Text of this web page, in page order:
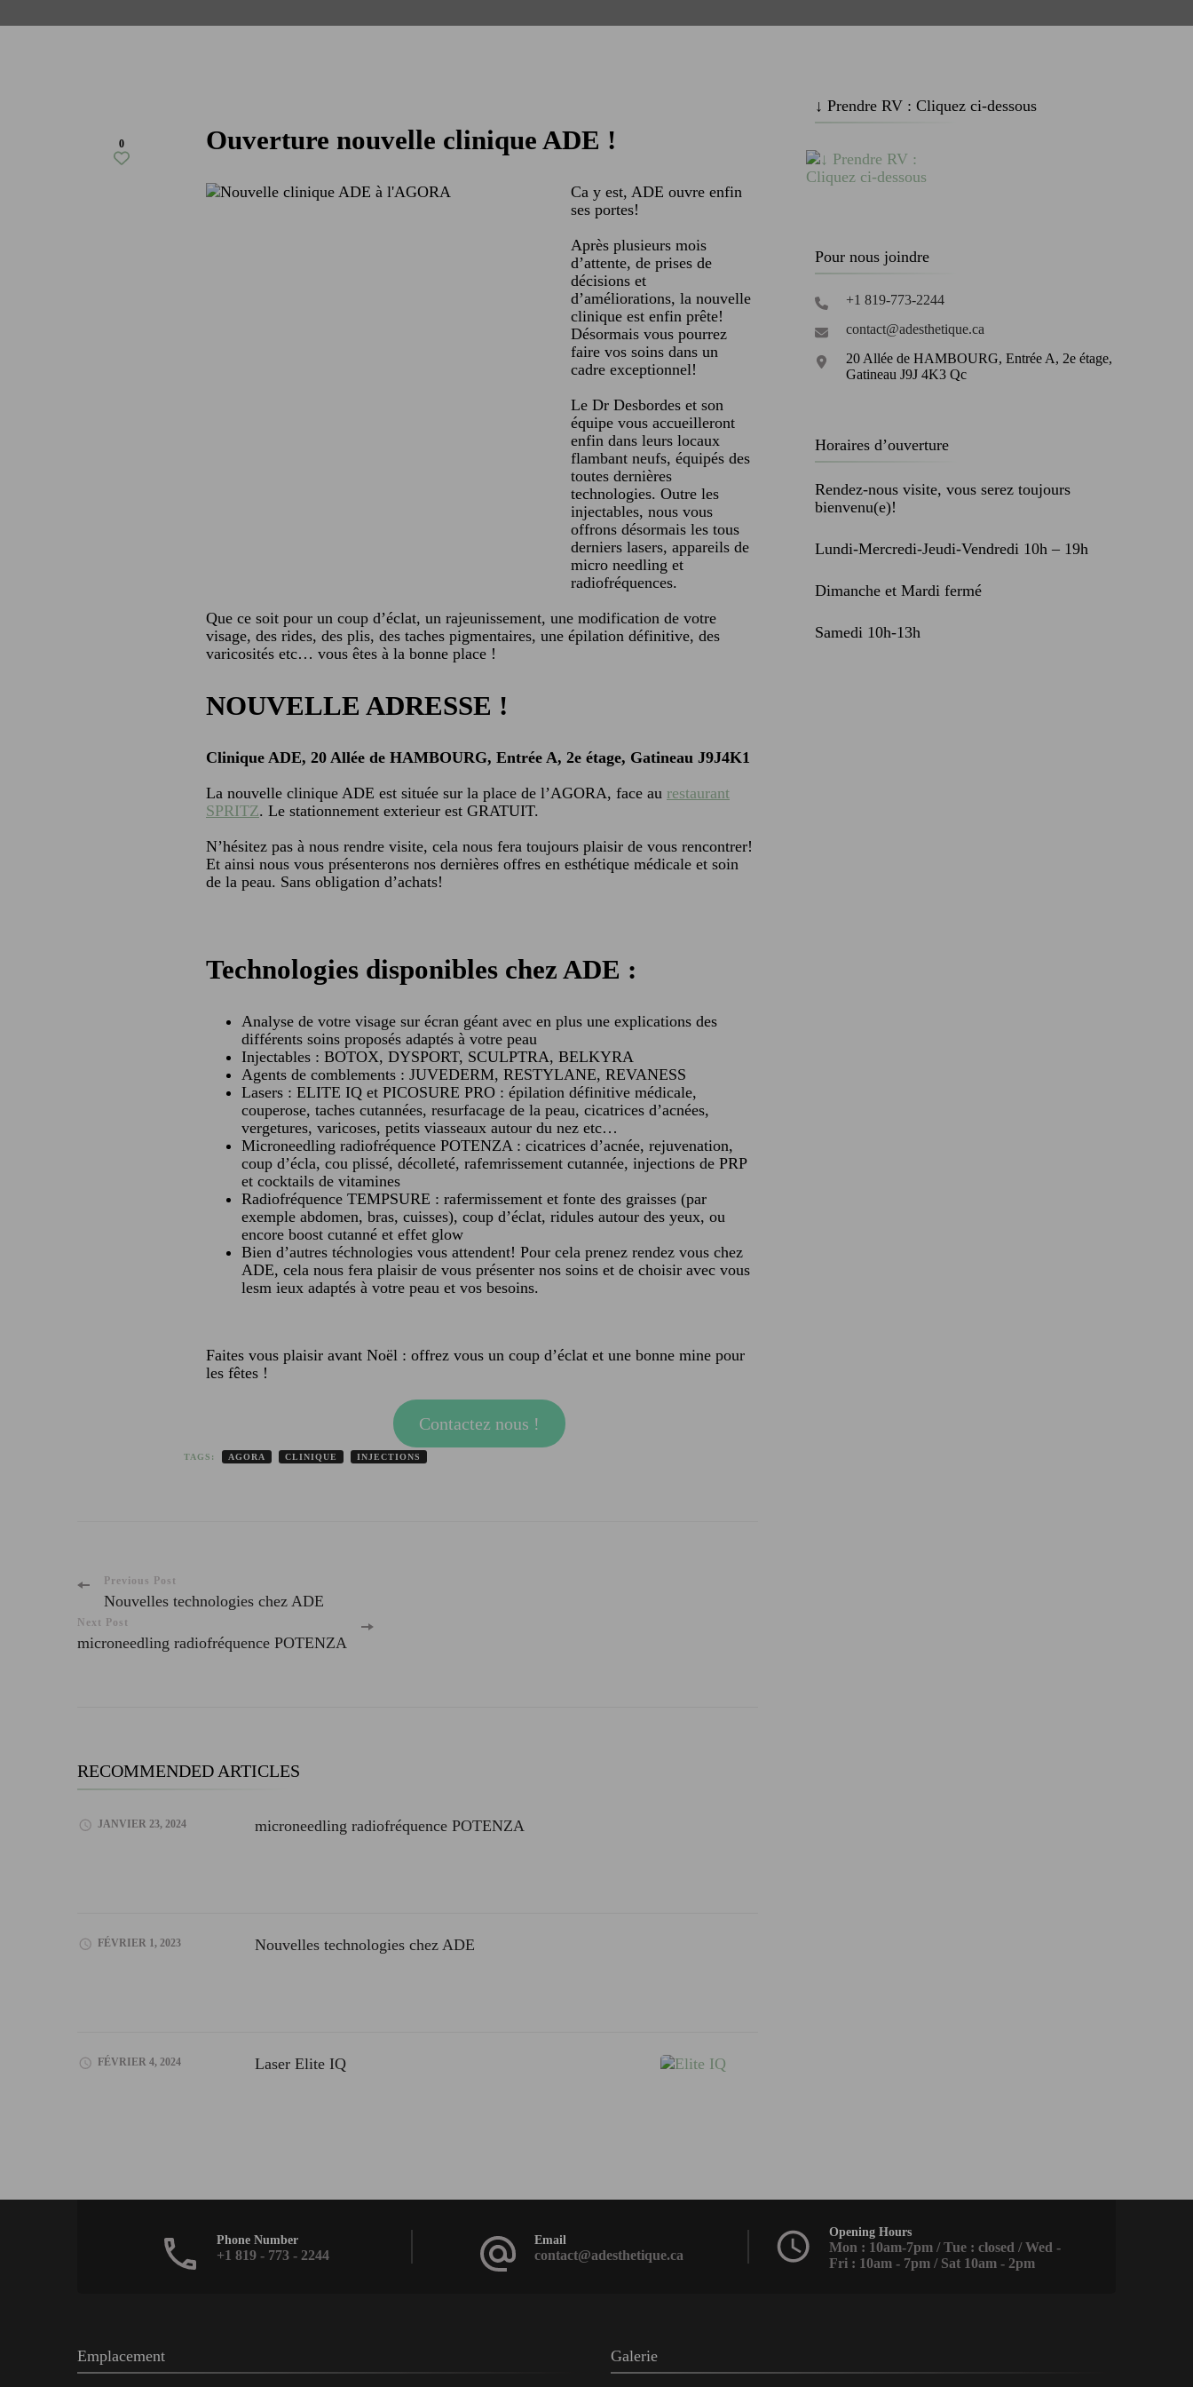
0 Ouverture nouvelle clinique ADE !
Ca y est, ADE ouvre enfin
ses portes!
Après plusieurs mois
d’attente, de prises de
décisions et
d’améliorations, la nouvelle
clinique est enfin prête!
Désormais vous pourrez
faire vos soins dans un
cadre exceptionnel!
Le Dr Desbordes et son
équipe vous accueilleront
enfin dans leurs locaux
flambant neufs, équipés des
toutes dernières
technologies. Outre les
injectables, nous vous
offrons désormais les tous
derniers lasers, appareils de
micro needling et
radiofréquences.
Que ce soit pour un coup d’éclat, un rajeunissement, une modification de votre
visage, des rides, des plis, des taches pigmentaires, une épilation définitive, des
varicosités etc… vous êtes à la bonne place !
NOUVELLE ADRESSE !
Clinique ADE, 20 Allée de HAMBOURG, Entrée A, 2e étage, Gatineau J9J4K1
La nouvelle clinique ADE est située sur la place de l’AGORA, face au restaurant
SPRITZ. Le stationnement exterieur est GRATUIT.
N’hésitez pas à nous rendre visite, cela nous fera toujours plaisir de vous rencontrer!
Et ainsi nous vous présenterons nos dernières offres en esthétique médicale et soin
de la peau. Sans obligation d’achats!
Technologies disponibles chez ADE :
Analyse de votre visage sur écran géant avec en plus une explications des
différents soins proposés adaptés à votre peau
Injectables : BOTOX, DYSPORT, SCULPTRA, BELKYRA
Agents de comblements : JUVEDERM, RESTYLANE, REVANESS
Lasers : ELITE IQ et PICOSURE PRO : épilation définitive médicale,
couperose, taches cutannées, resurfacage de la peau, cicatrices d’acnées,
vergetures, varicoses, petits viasseaux autour du nez etc…
Microneedling radiofréquence POTENZA : cicatrices d’acnée, rejuvenation,
coup d’écla, cou plissé, décolleté, rafemrissement cutannée, injections de PRP
et cocktails de vitamines
Radiofréquence TEMPSURE : rafermissement et fonte des graisses (par
exemple abdomen, bras, cuisses), coup d’éclat, ridules autour des yeux, ou
encore boost cutanné et effet glow
Bien d’autres téchnologies vous attendent! Pour cela prenez rendez vous chez
ADE, cela nous fera plaisir de vous présenter nos soins et de choisir avec vous
lesm ieux adaptés à votre peau et vos besoins.
Faites vous plaisir avant Noël : offrez vous un coup d’éclat et une bonne mine pour
les fêtes !
Contactez nous !
TAGS: AGORA CLINIQUE INJECTIONS
Post
Navigation
Previous Post
Nouvelles technologies chez ADE
Next Post
microneedling radiofréquence POTENZA
RECOMMENDED ARTICLES
JANVIER 23, 2024 microneedling radiofréquence POTENZA
FÉVRIER 1, 2023 Nouvelles technologies chez ADE
FÉVRIER 4, 2024 Laser Elite IQ
↓ Prendre RV : Cliquez ci-dessous
Pour nous joindre
+1 819-773-2244
contact@adesthetique.ca
20 Allée de HAMBOURG, Entrée A, 2e étage,
Gatineau J9J 4K3 Qc
Horaires d’ouverture
Rendez-nous visite, vous serez toujours
bienvenu(e)!
Lundi-Mercredi-Jeudi-Vendredi 10h – 19h
Dimanche et Mardi fermé
Samedi 10h-13h
Phone Number
+1 819 - 773 - 2244
Email
contact@adesthetique.ca
Opening Hours
Mon : 10am-7pm / Tue : closed / Wed -
Fri : 10am - 7pm / Sat 10am - 2pm
Emplacement Galerie